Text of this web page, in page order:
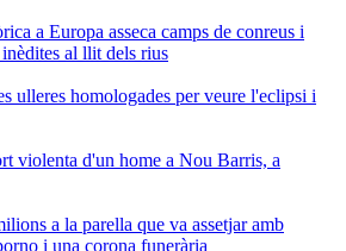
a Europa asseca camps de conreus i
al llit dels rius
ulleres homologades per veure l'eclipsi i
violenta d'un home a Nou Barris, a
a la parella que va assetjar amb
i una corona funerària